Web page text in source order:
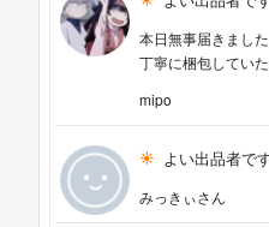
本日無事届きました
丁寧に梱包してい
mipo
よい出品者で
みっきぃさん